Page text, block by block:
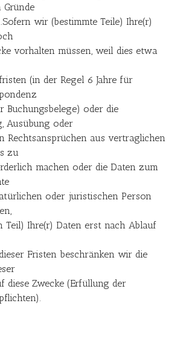
wir (bestimmte Teile) Ihre(r)
vorhalten müssen, weil dies etwa
(in der Regel 6 Jahre für
Buchungsbelege) oder die
Ausübung oder
Rechtsansprüchen aus vertraglichen
zu
machen oder die Daten zum
oder juristischen Person
Teil) Ihre(r) Daten erst nach Ablauf
Fristen beschränken wir die
diese Zwecke (Erfüllung der